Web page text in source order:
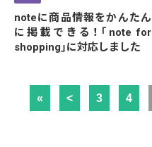
noteに商品情報をかんたん
に掲載できる！「note for
shopping」に対応しました
« < 3 4